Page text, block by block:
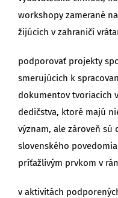
workshopy zamerané
žijúcich v zahraničí
podporovať projekty
smerujúcich k
dokumentov tvoriacich
dedičstva, ktoré majú
význam, ale zároveň
slovenského
príťažlivým prvkom v
v aktivitách